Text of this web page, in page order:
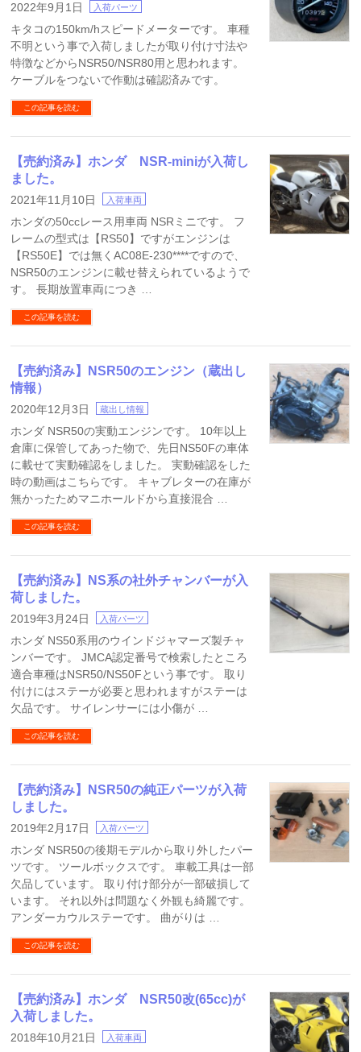
2022年9月1日 入荷パーツ
キタコの150km/hスピードメーターです。 車種
不明という事で入荷しましたが取り付け寸法や
特徴などからNSR50/NSR80用と思われます。
ケーブルをつないで作動は確認済みです。
この記事を読む
【売約済み】ホンダ NSR-miniが入荷し
ました。
2021年11月10日 入荷車両
ホンダの50ccレース用車両 NSRミニです。 フ
レームの型式は【RS50】ですがエンジンは
【RS50E】では無くAC08E-230****ですので、
NSR50のエンジンに載せ替えられているようで
す。 長期放置車両につき …
この記事を読む
【売約済み】NSR50のエンジン（蔵出し
情報）
2020年12月3日 蔵出し情報
ホンダ NSR50の実動エンジンです。 10年以上
倉庫に保管してあった物で、先日NS50Fの車体
に載せて実動確認をしました。 実動確認をした
時の動画はこちらです。 キャブレターの在庫が
無かったためマニホールドから直接混合 …
この記事を読む
【売約済み】NS系の社外チャンバーが入
荷しました。
2019年3月24日 入荷パーツ
ホンダ NS50系用のウインドジャマーズ製チャ
ンバーです。 JMCA認定番号で検索したところ
適合車種はNSR50/NS50Fという事です。 取り
付けにはステーが必要と思われますがステーは
欠品です。 サイレンサーには小傷が …
この記事を読む
【売約済み】NSR50の純正パーツが入荷
しました。
2019年2月17日 入荷パーツ
ホンダ NSR50の後期モデルから取り外したパー
ツです。 ツールボックスです。 車載工具は一部
欠品しています。 取り付け部分が一部破損して
います。 それ以外は問題なく外観も綺麗です。
アンダーカウルステーです。 曲がりは …
この記事を読む
【売約済み】ホンダ NSR50改(65cc)が
入荷しました。
2018年10月21日 入荷車両